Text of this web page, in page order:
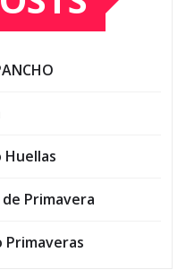
Huellas
de Primavera
Primaveras